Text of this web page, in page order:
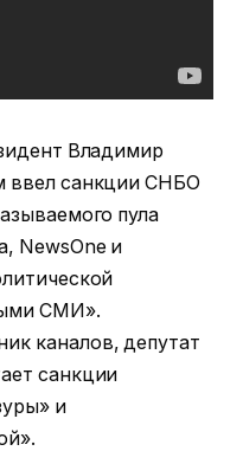
Владимир
ввел санкции СНБО
пула
NewsOne и
СМИ».
каналов, депутат
санкции
и